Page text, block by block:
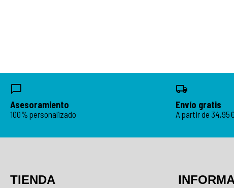
Asesoramiento
100% personalizado
Envío gratis
A partir de 34,95€
TIENDA